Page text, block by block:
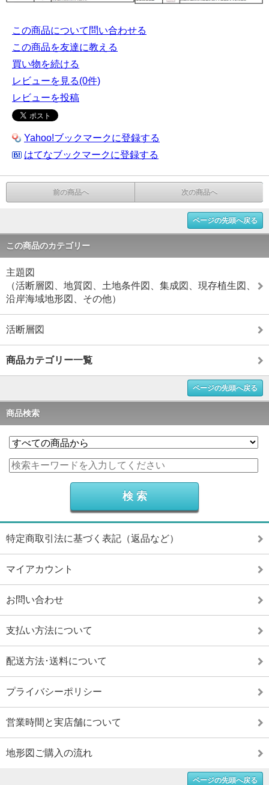
この商品について問い合わせる
この商品を友達に教える
買い物を続ける
レビューを見る(0件)
レビューを投稿
Yahoo!ブックマークに登録する
はてなブックマークに登録する
前の商品へ 次の商品へ
ページの先頭へ戻る
この商品のカテゴリー
主題図
（活断層図、地質図、土地条件図、集成図、現存植生図、
沿岸海域地形図、その他）
活断層図
商品カテゴリー一覧
ページの先頭へ戻る
商品検索
特定商取引法に基づく表記（返品など）
マイアカウント
お問い合わせ
支払い方法について
配送方法･送料について
プライバシーポリシー
営業時間と実店舗について
地形図ご購入の流れ
ページの先頭へ戻る